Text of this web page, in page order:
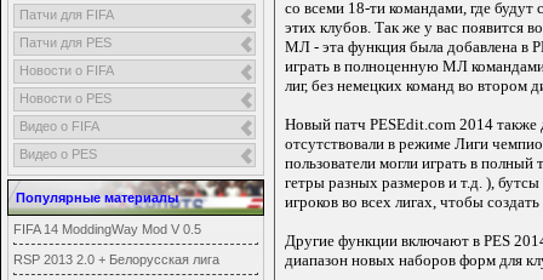
Патчи для FIFA
Патчи для PES
Новости о FIFA
Новости о PES
Видео о FIFA
Видео о PES
Популярные материалы
FIFA 14 ModdingWay Mod V 0.5
RSP 2013 2.0 + Белорусская лига
со всеми 18-ти командами, где
этих клубов. Так же у вас появится
МЛ - эта функция была добавлена в
играть в полноценную МЛ
лиг, без немецких команд во втором
Новый патч PESEdit.com 2014 также
отсутствовали в режиме Лиги
пользователи могли играть в
гетры разных размеров и т.д. ),
игроков во всех лигах, чтобы
Другие функции включают в PES
диапазон новых наборов форм для